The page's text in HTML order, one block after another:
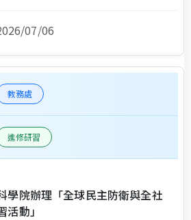
07/06
教務處
進修研習
學院辦理「全球民主防衛與全社
動」